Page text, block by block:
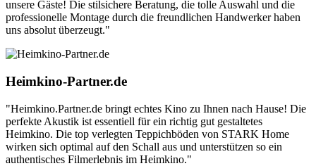
unsere Gäste! Die stilsichere Beratung, die tolle Auswahl und die
professionelle Montage durch die freundlichen Handwerker haben
uns absolut überzeugt."
Heimkino-Partner.de
"Heimkino.Partner.de bringt echtes Kino zu Ihnen nach Hause! Die
perfekte Akustik ist essentiell für ein richtig gut gestaltetes
Heimkino. Die top verlegten Teppichböden von STARK Home
wirken sich optimal auf den Schall aus und unterstützen so ein
authentisches Filmerlebnis im Heimkino."